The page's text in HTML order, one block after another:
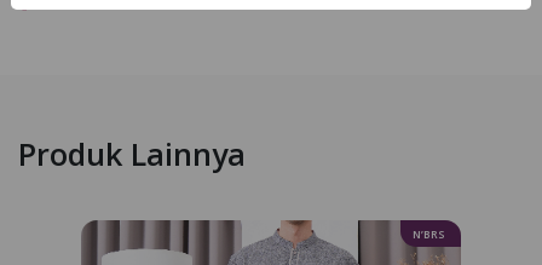
Produk Lainnya
N’BRS